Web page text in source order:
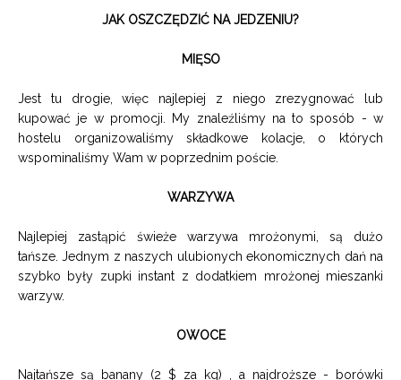
JAK OSZCZĘDZIĆ NA JEDZENIU?
MIĘSO
Jest tu drogie, więc najlepiej z niego zrezygnować lub
kupować je w promocji. My znaleźliśmy na to sposób - w
hostelu organizowaliśmy składkowe kolacje, o których
wspominaliśmy Wam w poprzednim poście
WARZYWA
Najlepiej zastąpić świeże warzywa mrożonymi, są dużo
tańsze. Jednym z naszych ulubionych ekonomicznych dań na
szybko były zupki instant z dodatkiem mrożonej mieszanki
warzyw.
OWOCE
Najtańsze są banany (2 $ za kg) , a najdroższe - borówki